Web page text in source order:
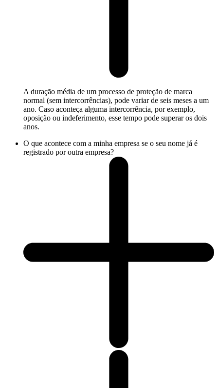
A duração média de um processo de proteção de marca
normal (sem intercorrências), pode variar de seis meses a um
ano. Caso aconteça alguma intercorrência, por exemplo,
oposição ou indeferimento, esse tempo pode superar os dois
anos.
O que acontece com a minha empresa se o seu nome já é
registrado por outra empresa?